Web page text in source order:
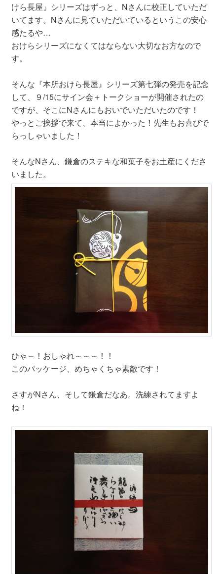
けら長屋』シリーズはずっと、Nさんに校正していただ
いてます。Nさんに見ていただいているというこの安心
感たるや…
おけらシリーズになくてはならない大切なお方なので
す。
そんな『本所おけら長屋』シリーズ第七弾の発売を記念
して、９/15にサイン会＋トークショーが開催されたの
ですが、そこにNさんにもおいでいただいたのです！
やっとご挨拶で来て、本当によかった！先生もお喜びで
らっしゃいました！
そんなNさん、鎌倉のステキな和菓子をお土産にくださ
いました。
ひゃ～！おしゃれ～～～！！
このパッケージ、めちゃくちゃ素敵です！
さすがNさん、そして鎌倉だなあ。洗練されてますよ
ね！